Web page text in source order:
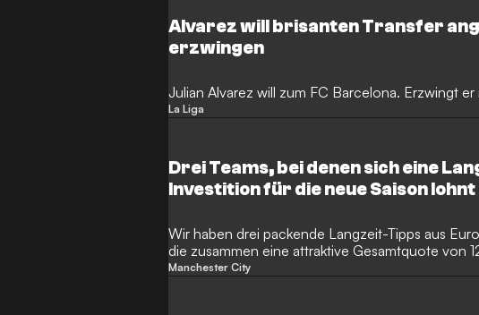
Alvarez will brisanten Transfer
erzwingen
Julian Alvarez will zum FC Barcelona. Erzwingt
La Liga
Drei Teams, bei denen sich eine
Investition für die neue Saison lohnt
Wir haben drei packende Langzeit-Tipps aus
die zusammen eine attraktive Gesamtquote von
perfekte Gelegenheit, um schon vor dem
Manchester City